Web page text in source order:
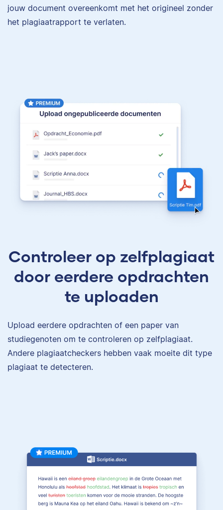
jouw document overeenkomt met het origineel zonder
het plagiaatrapport te verlaten.
Controleer op zelfplagiaat
door eerdere opdrachten
te uploaden
Upload eerdere opdrachten of een paper van
studiegenoten om te controleren op zelfplagiaat.
Andere plagiaatcheckers hebben vaak moeite dit type
plagiaat te detecteren.